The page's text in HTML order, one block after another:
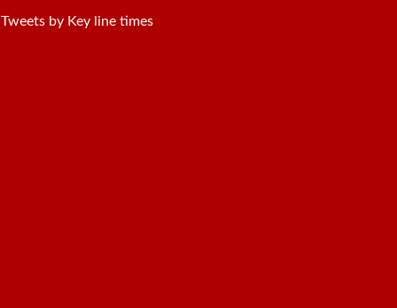
Tweets by Key line times